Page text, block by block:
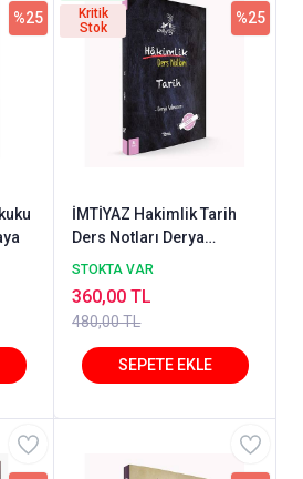
%25
İMTİYAZ Hakimlik Tarih
Ders Notları Derya
Yılmazer Temsil Kitap
STOKTA VAR
480,00 TL
%25
360,00 TL
Kritik
Stok